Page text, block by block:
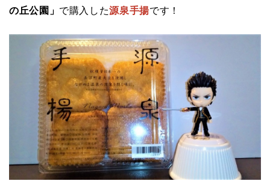
の丘公園」 で購入した源泉手揚です！